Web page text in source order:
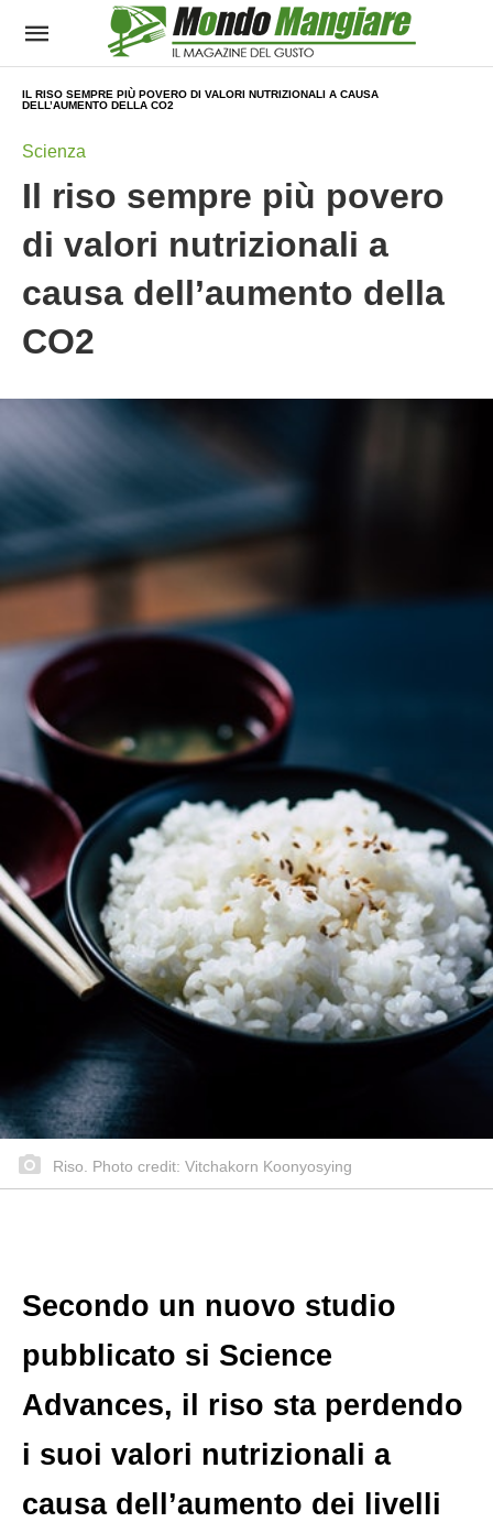
IL RISO SEMPRE PIÙ POVERO DI VALORI NUTRIZIONALI A CAUSA
DELL’AUMENTO DELLA CO2
Scienza
Il riso sempre più povero
di valori nutrizionali a
causa dell’aumento della
CO2
Riso. Photo credit: Vitchakorn Koonyosying
Secondo un nuovo studio
pubblicato si Science
Advances, il riso sta perdendo
i suoi valori nutrizionali a
causa dell’aumento dei livelli